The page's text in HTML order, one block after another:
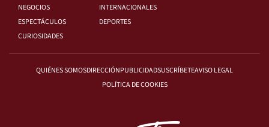
NEGOCIOS
INTERNACIONALES
ESPECTÁCULOS
DEPORTES
CURIOSIDADES
QUIÉNES SOMOSDIRECCIÓNPUBLICIDADSUSCRÍBETEAVISO LEGAL
POLÍTICA DE COOKIES